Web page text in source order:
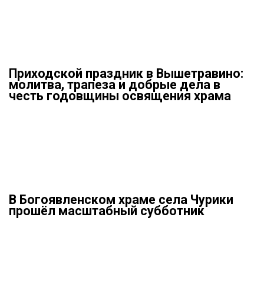
Приходской праздник в Вышетравино:
молитва, трапеза и добрые дела в
честь годовщины освящения храма
В Богоявленском храме села Чурики
прошёл масштабный субботник